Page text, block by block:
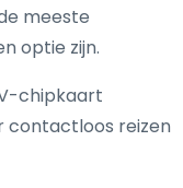
meeste
optie zijn.
chipkaart
contactloos reizen